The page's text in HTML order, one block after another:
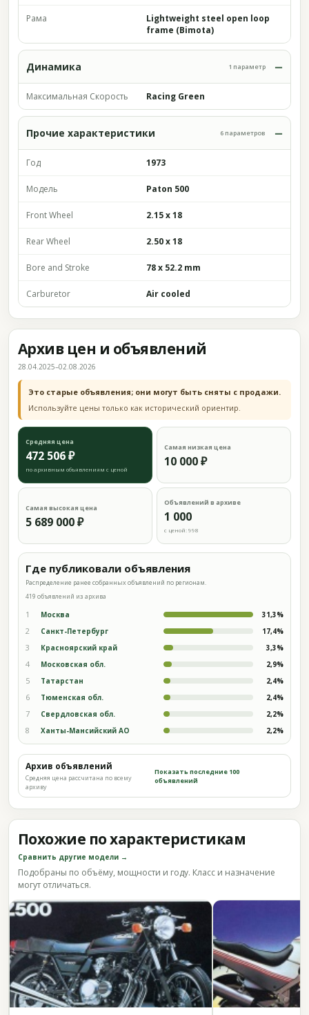
Рама
Lightweight steel open loop
frame (Bimota)
Динамика 1 параметр
Максимальная Скорость Racing Green
Прочие характеристики 6 параметров
Год 1973
Модель Paton 500
Front Wheel 2.15 x 18
Rear Wheel 2.50 x 18
Bore and Stroke 78 x 52.2 mm
Carburetor Air cooled
Архив цен и объявлений
28.04.2025–02.08.2026
Это старые объявления; они могут быть сняты с продажи.
Используйте цены только как исторический ориентир.
Средняя цена
472 506 ₽
по архивным объявлениям с ценой
Самая низкая цена
10 000 ₽
Самая высокая цена
5 689 000 ₽
Объявлений в архиве
1 000
с ценой: 998
Где публиковали объявления
Распределение ранее собранных объявлений по регионам.
419 объявлений из архива
1 Москва 31,3%
2 Санкт-Петербург 17,4%
3 Красноярский край 3,3%
4 Московская обл. 2,9%
5 Татарстан 2,4%
6 Тюменская обл. 2,4%
7 Свердловская обл. 2,2%
8 Ханты-Мансийский АО 2,2%
Архив объявлений
Средняя цена рассчитана по всему
архиву
Показать последние 100
объявлений
Похожие по характеристикам
Сравнить другие модели →
Подобраны по объёму, мощности и году. Класс и назначение
могут отличаться.